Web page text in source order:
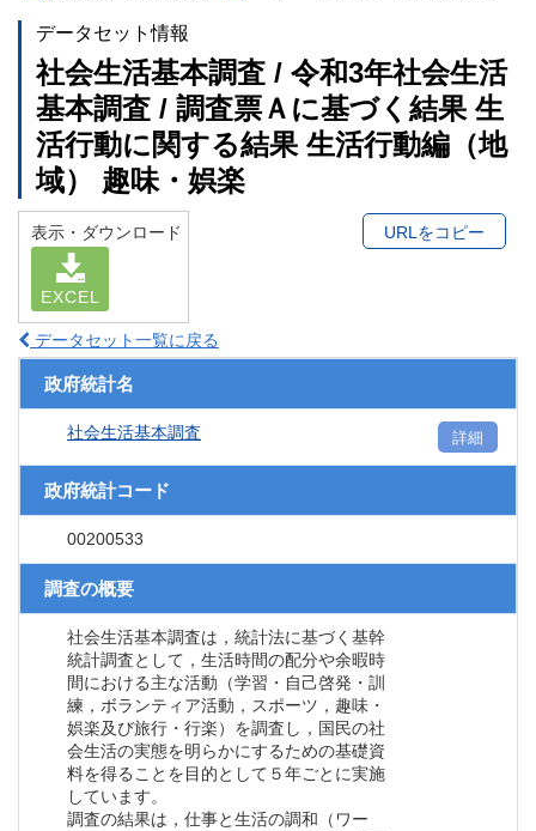
データセット情報
社会生活基本調査 / 令和3年社会生活
基本調査 / 調査票Ａに基づく結果 生
活行動に関する結果 生活行動編（地
域） 趣味・娯楽
表示・ダウンロード
EXCEL
URLをコピー
データセット一覧に戻る
政府統計名
社会生活基本調査 詳細
政府統計コード
00200533
調査の概要
社会生活基本調査は，統計法に基づく基幹
統計調査として，生活時間の配分や余暇時
間における主な活動（学習・自己啓発・訓
練，ボランティア活動，スポーツ，趣味・
娯楽及び旅行・行楽）を調査し，国民の社
会生活の実態を明らかにするための基礎資
料を得ることを目的として５年ごとに実施
しています。
調査の結果は，仕事と生活の調和（ワー